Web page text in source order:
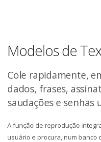
Modelos de
Cole rapidamente,
dados, frases,
saudações e senhas
A função de reprodução
usuário e procura, num banco